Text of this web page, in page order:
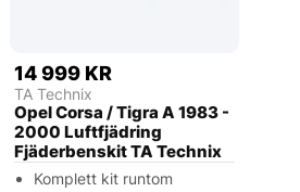
14 999 KR
TA Technix
Opel Corsa / Tigra A 1983 -
2000 Luftfjädring
Fjäderbenskit TA Technix
Komplett kit runtom